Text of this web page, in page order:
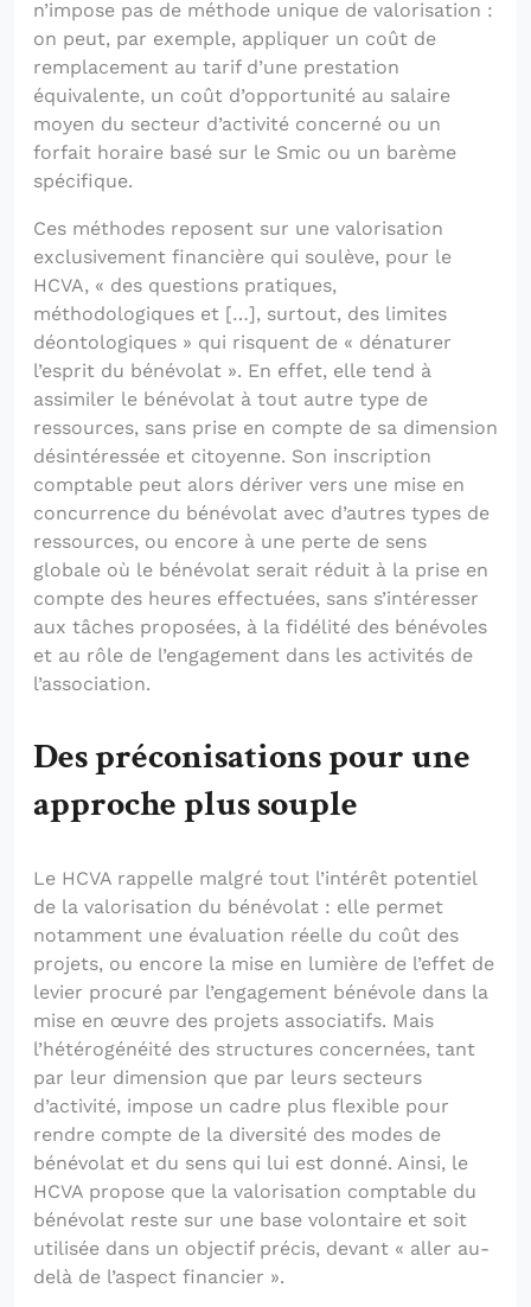
n’impose pas de méthode unique de valorisation :
on peut, par exemple, appliquer un coût de
remplacement au tarif d’une prestation
équivalente, un coût d’opportunité au salaire
moyen du secteur d’activité concerné ou un
forfait horaire basé sur le Smic ou un barème
spécifique.
Ces méthodes reposent sur une valorisation
exclusivement financière qui soulève, pour le
HCVA, « des questions pratiques,
méthodologiques et […], surtout, des limites
déontologiques » qui risquent de « dénaturer
l’esprit du bénévolat ». En effet, elle tend à
assimiler le bénévolat à tout autre type de
ressources, sans prise en compte de sa dimension
désintéressée et citoyenne. Son inscription
comptable peut alors dériver vers une mise en
concurrence du bénévolat avec d’autres types de
ressources, ou encore à une perte de sens
globale où le bénévolat serait réduit à la prise en
compte des heures effectuées, sans s’intéresser
aux tâches proposées, à la fidélité des bénévoles
et au rôle de l’engagement dans les activités de
l’association.
Des préconisations pour une
approche plus souple
Le HCVA rappelle malgré tout l’intérêt potentiel
de la valorisation du bénévolat : elle permet
notamment une évaluation réelle du coût des
projets, ou encore la mise en lumière de l’effet de
levier procuré par l’engagement bénévole dans la
mise en œuvre des projets associatifs. Mais
l’hétérogénéité des structures concernées, tant
par leur dimension que par leurs secteurs
d’activité, impose un cadre plus flexible pour
rendre compte de la diversité des modes de
bénévolat et du sens qui lui est donné. Ainsi, le
HCVA propose que la valorisation comptable du
bénévolat reste sur une base volontaire et soit
utilisée dans un objectif précis, devant « aller au-
delà de l’aspect financier ».